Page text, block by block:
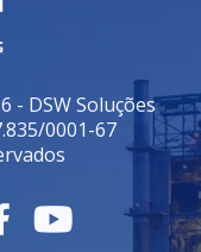
- DSW Soluções
0001-67